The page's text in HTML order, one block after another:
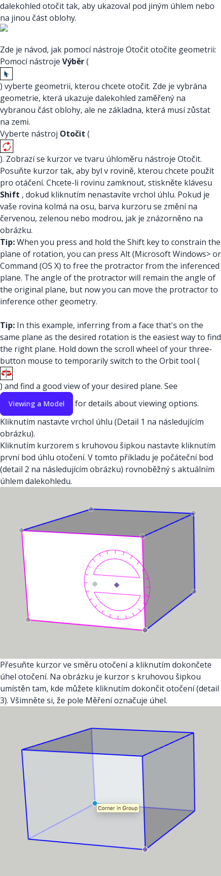
dalekohled otočit tak, aby ukazoval pod jiným úhlem nebo
na jinou část oblohy.
Zde je návod, jak pomocí nástroje Otočit otočíte geometrii:
Pomocí nástroje Výběr(
) vyberte geometrii, kterou chcete otočit. Zde je vybrána
geometrie, která ukazuje dalekohled zaměřený na
vybranou část oblohy, ale ne základna, která musí zůstat
na zemi.
Vyberte nástroj Otočit (
). Zobrazí se kurzor ve tvaru úhloměru nástroje Otočit.
Posuňte kurzor tak, aby byl v rovině, kterou chcete použít
pro otáčení. Chcete-li rovinu zamknout, stiskněte klávesu
Shift , dokud kliknutím nenastavíte vrchol úhlu. Pokud je
vaše rovina kolmá na osu, barva kurzoru se změní na
červenou, zelenou nebo modrou, jak je znázorněno na
obrázku.
Tip:When you press and hold the Shift key to constrain the
plane of rotation, you can press Alt (Microsoft Windows> or
Command (OS X) to free the protractor from the inferenced
plane. The angle of the protractor will remain the angle of
the original plane, but now you can move the protractor to
inference other geometry.
Tip: In this example, inferring from a face that's on the
same plane as the desired rotation is the easiest way to find
the right plane. Hold down the scroll wheel of your three-
button mouse to temporarily switch to the Orbit tool (
) and find a good view of your desired plane. See
Viewing a Model
for details about viewing options.
Kliknutím nastavte vrchol úhlu (Detail 1 na následujícím
obrázku).
Kliknutím kurzorem s kruhovou šipkou nastavte kliknutím
první bod úhlu otočení. V tomto příkladu je počáteční bod
(detail 2 na následujícím obrázku) rovnoběžný s aktuálním
úhlem dalekohledu.
Přesuňte kurzor ve směru otočení a kliknutím dokončete
úhel otočení. Na obrázku je kurzor s kruhovou šipkou
umístěn tam, kde můžete kliknutím dokončit otočení (detail
3). Všimněte si, že pole Měření označuje úhel.